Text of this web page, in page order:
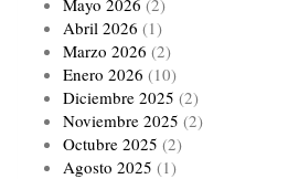
Mayo 2026 (2)
Abril 2026 (1)
Marzo 2026 (2)
Enero 2026 (10)
Diciembre 2025 (2)
Noviembre 2025 (2)
Octubre 2025 (2)
Agosto 2025 (1)